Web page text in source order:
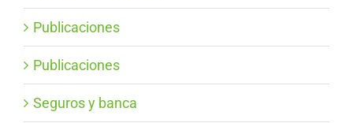
Publicaciones
Publicaciones
Seguros y banca